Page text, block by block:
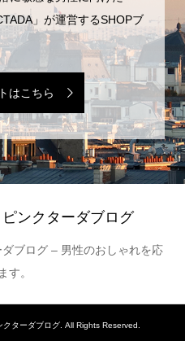
」が運営するSHOPブ
はこちら
ンクターダブログ
ブログ – 男性のおしゃれを応
す。
ターダブログ. All Rights Reserved.